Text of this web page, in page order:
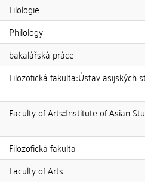
Filologie
Philology
bakalářská práce
Filozofická fakulta::Ústav asijských
Faculty of Arts::Institute of Asian
Filozofická fakulta
Faculty of Arts